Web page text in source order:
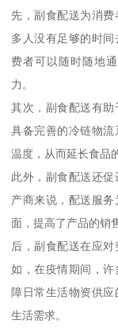
先，副食配送为消
多人没有足够的时
费者可以随时随地
力。
其次，副食配送有
具备完善的冷链物
温度，从而延长食品
此外，副食配送还
产商来说，配送服
面，提高了产品的销
后，副食配送在应
如，在疫情期间，
障日常生活物资供
生活需求。